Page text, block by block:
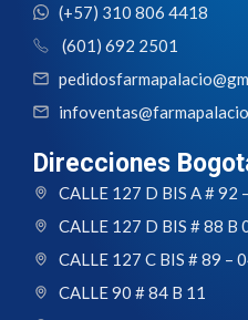
(+57) 310 806 4418
(601) 692 2501
Direcciones
CALLE 127 D BIS A # 92
CALLE 127 D BIS # 88 B
CALLE 127 C BIS # 89 –
CALLE 90 # 84 B 11